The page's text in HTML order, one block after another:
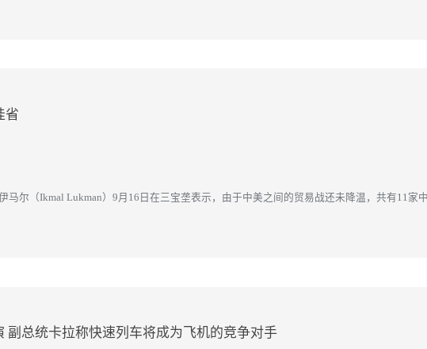
省
马尔（Ikmal Lukman）9月16日在三宝垄表示，由于中美之间的贸易战还未降温，共有11家
副总统卡拉称快速列车将成为飞机的竞争对手